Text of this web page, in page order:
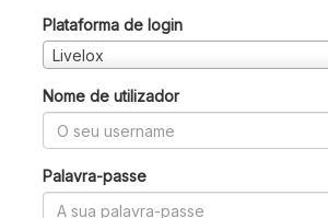
Plataforma de login
Livelox
Nome de utilizador
Palavra-passe